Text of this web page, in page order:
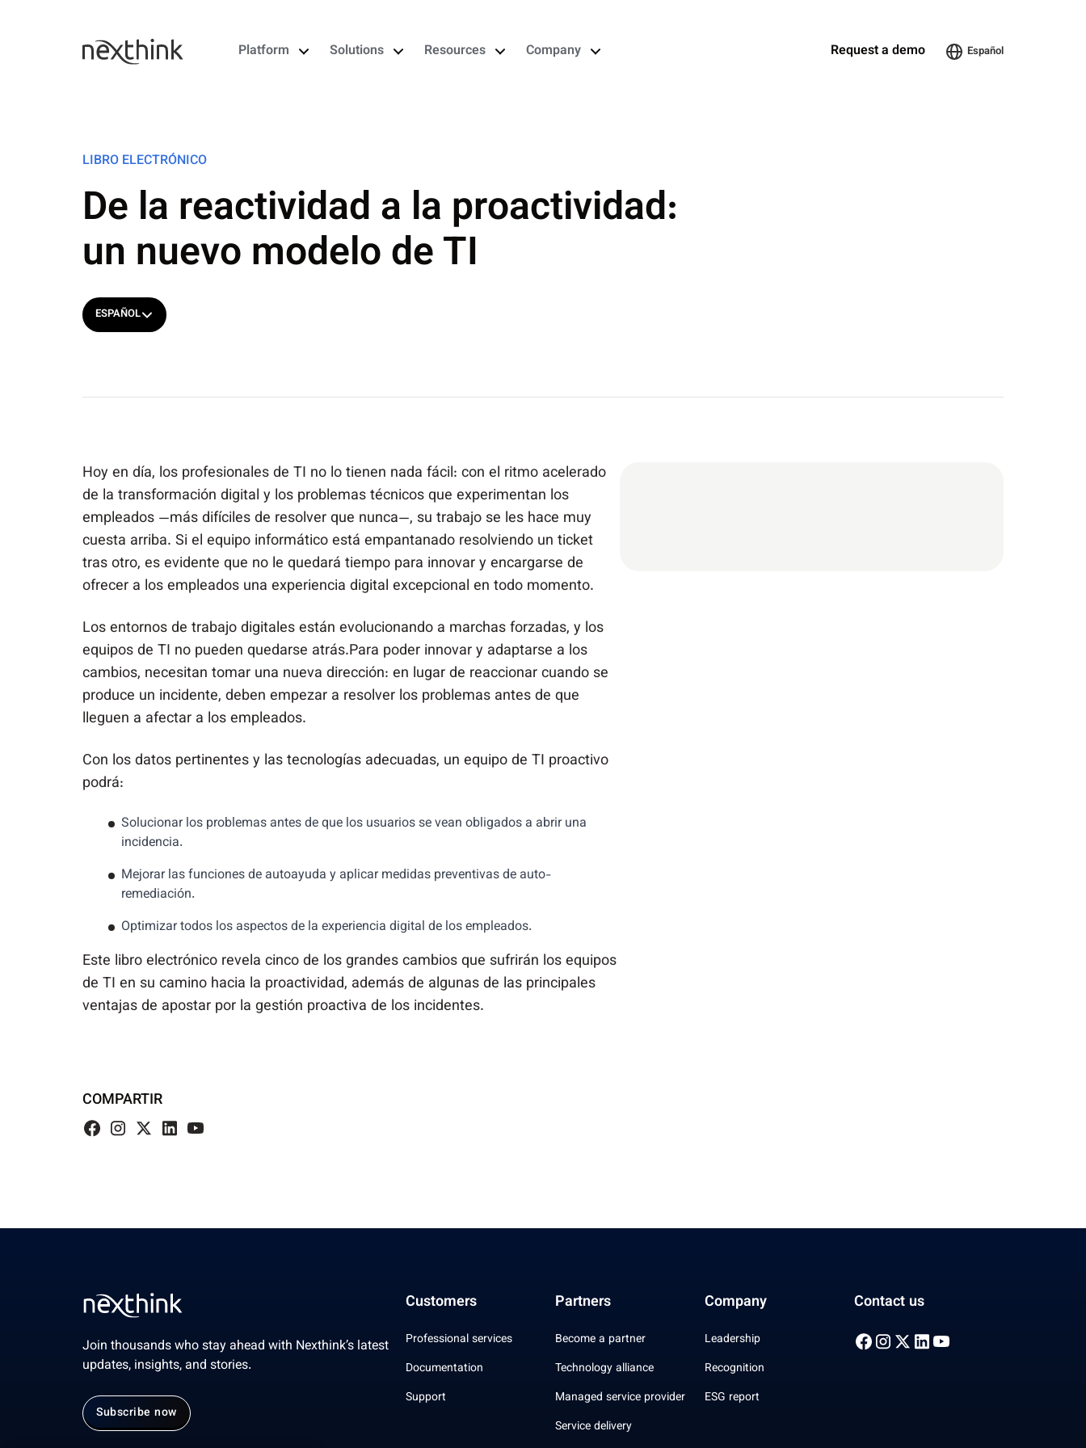
Platform Solutions Resources Company Request a demo Español
LIBRO ELECTRÓNICO
De la reactividad a la proactividad:
un nuevo modelo de TI
ESPAÑOL
Hoy en día, los profesionales de TI no lo tienen nada fácil: con el ritmo acelerado
de la transformación digital y los problemas técnicos que experimentan los
empleados —más difíciles de resolver que nunca—, su trabajo se les hace muy
cuesta arriba. Si el equipo informático está empantanado resolviendo un ticket
tras otro, es evidente que no le quedará tiempo para innovar y encargarse de
ofrecer a los empleados una experiencia digital excepcional en todo momento.
Los entornos de trabajo digitales están evolucionando a marchas forzadas, y los
equipos de TI no pueden quedarse atrás.Para poder innovar y adaptarse a los
cambios, necesitan tomar una nueva dirección: en lugar de reaccionar cuando se
produce un incidente, deben empezar a resolver los problemas antes de que
lleguen a afectar a los empleados.
Con los datos pertinentes y las tecnologías adecuadas, un equipo de TI proactivo
podrá:
Solucionar los problemas antes de que los usuarios se vean obligados a abrir una
incidencia.
Mejorar las funciones de autoayuda y aplicar medidas preventivas de auto-
remediación.
Optimizar todos los aspectos de la experiencia digital de los empleados.
Este libro electrónico revela cinco de los grandes cambios que sufrirán los equipos
de TI en su camino hacia la proactividad, además de algunas de las principales
ventajas de apostar por la gestión proactiva de los incidentes.
COMPARTIR
Join thousands who stay ahead with Nexthink’s latest
updates, insights, and stories.
Subscribe now
Customers
Professional services
Documentation
Support
Partners
Become a partner
Technology alliance
Managed service provider
Service delivery
Company
Leadership
Recognition
ESG report
Contact us